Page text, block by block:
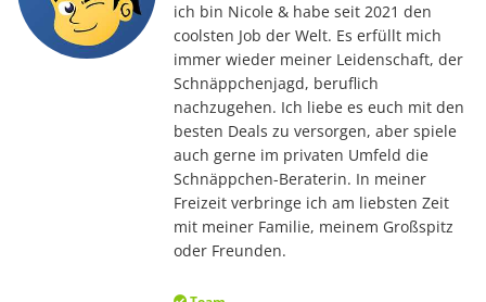
ich bin Nicole & habe seit 2021 den
coolsten Job der Welt. Es erfüllt mich
immer wieder meiner Leidenschaft, der
Schnäppchenjagd, beruflich
nachzugehen. Ich liebe es euch mit den
besten Deals zu versorgen, aber spiele
auch gerne im privaten Umfeld die
Schnäppchen-Beraterin. In meiner
Freizeit verbringe ich am liebsten Zeit
mit meiner Familie, meinem Großspitz
oder Freunden.